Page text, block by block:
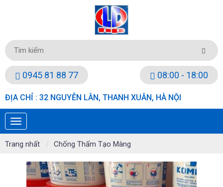
0945 81 88 77 08:00 - 18:00
ĐỊA CHỈ : 32 NGUYỄN LÂN, THANH XUÂN, HÀ NỘI
Trang nhất Chống Thấm Tạo Màng